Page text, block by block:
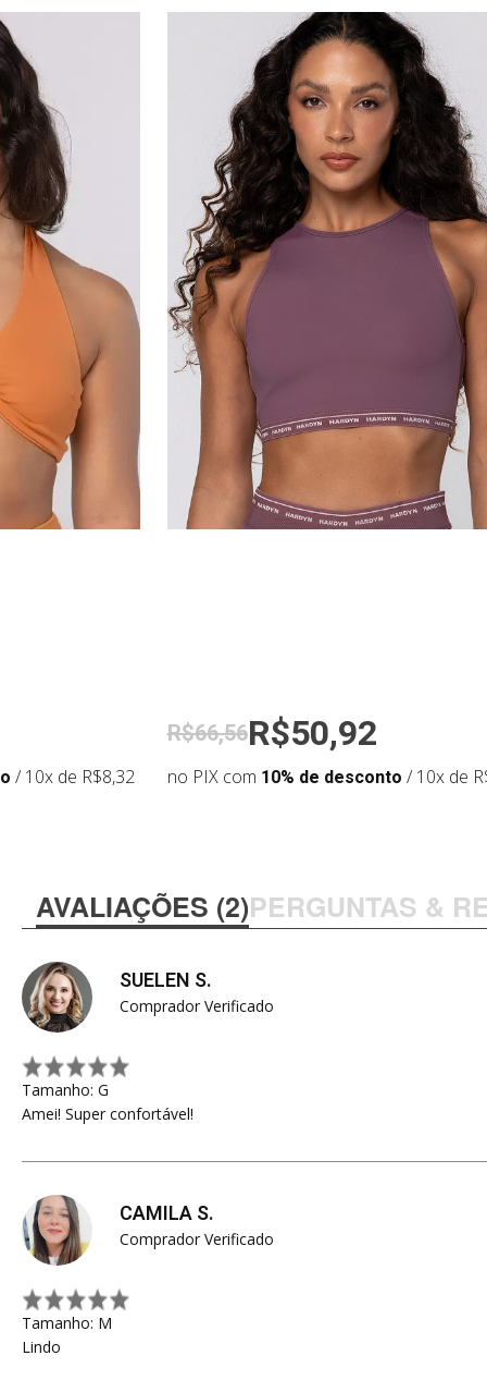
/ 10x de R$8,32
R$66,56R$50,92
no PIX com 10% de desconto / 10x de
AVALIAÇÕES (2)PERGUNTAS &
SUELEN S.
Comprador Verificado
Tamanho: G
Amei! Super confortável!
CAMILA S.
Comprador Verificado
Tamanho: M
Lindo